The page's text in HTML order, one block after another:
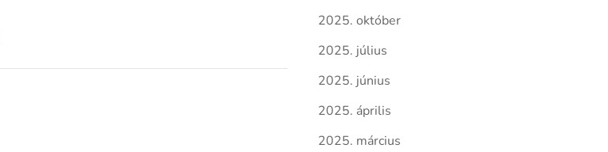
2025. október
2025. július
2025. június
2025. április
2025. március